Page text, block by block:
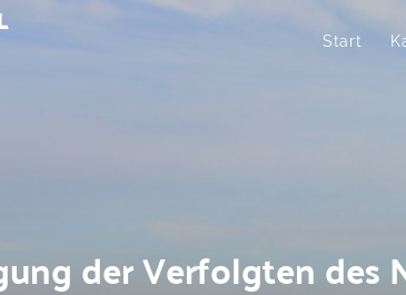
Start
der Verfolgten des